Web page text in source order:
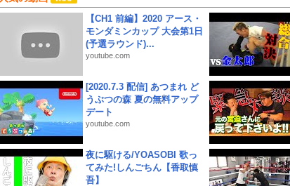
【CH1 前編】2020 アース・
モンダミンカップ 大会第1日
(予選ラウンド)...
youtube.com
[2020.7.3 配信] あつまれ ど
うぶつの森 夏の無料アップ
デート
youtube.com
夜に駆ける/YOASOBI 歌っ
てみた!しんごちん【香取慎
吾】